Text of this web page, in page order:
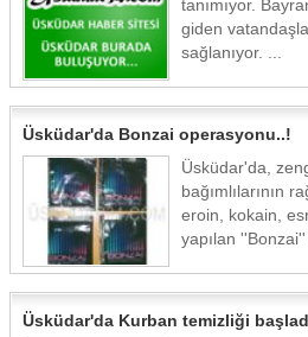
tanımıyor.
giden
sağlanıyor. ...
Üsküdar'da Bonzai operasyonu..!
Üsküdar'da,
bağımlılarının
eroin, kokain,
yapılan ''Bonzai''
Üsküdar'da Kurban temizliği